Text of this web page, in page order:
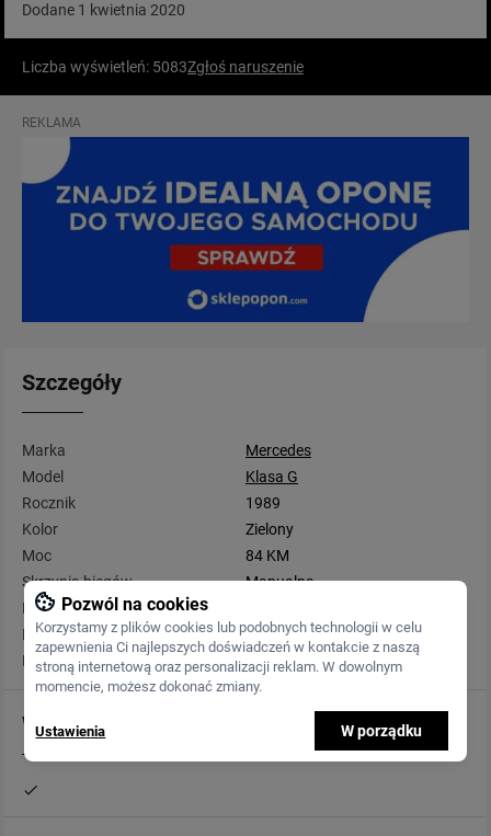
Dodane 1 kwietnia 2020
Liczba wyświetleń: 5083Zgłoś naruszenie
REKLAMA
Szczegóły
Marka
Mercedes
Model
Klasa G
Rocznik
1989
Kolor
Zielony
Moc
84 KM
Skrzynia biegów
Manualna
Przebieg
Rodzaj paliwa
Diesel
Pojemność
2 497 cm3
Wyposażenie
Pozwól na cookies
Korzystamy z plików cookies lub podobnych technologii w celu
zapewnienia Ci najlepszych doświadczeń w kontakcie z naszą
stroną internetową oraz personalizacji reklam. W dowolnym
momencie, możesz dokonać zmiany.
Ustawienia W porządku